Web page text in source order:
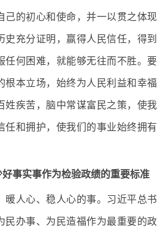
己的初心和使命，并一以贯之体现
史充分证明，赢得人民信任，得到
任何困难，就能够无往而不胜。要
根本立场，始终为人民利益和幸福
姓疾苦，脑中常谋富民之策，使我
任和拥护，使我们的事业始终拥有
实事作为检验政绩的重要标准
人心、稳人心的事。习近平总书
民办事、为民造福作为最重要的政